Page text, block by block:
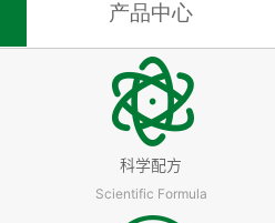
产品中心
科学配方
Scientific Formula